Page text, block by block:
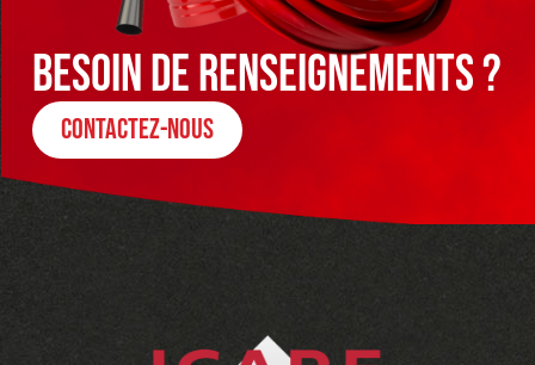
besoin de renseignements ?
contactez-nous